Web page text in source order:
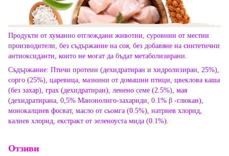
Продукти от хуманно отглеждани животни, суровини от местни
производители, без съдържание на соя, без добавяне на синтетични
антиоксиданти, които не могат да бъдат метаболизирани.
Съдържание: Птичи протеин (дехидратиран и хидролизиран, 25%),
сорго (25%), царевица, мазнини от домашни птици, цвеклова каша
(без захар), грах (дехидратиран), ленено семе (2.5%), мая
(дехидратирана, 0,5% Манонолиго-захариди, 0.1% β -глюкан),
монокалциев фосват, масло от сьомга (0.5%), натриев хлорид,
калиев хлорид, екстракт от зеленоуста мида (0.1%).
Отзиви